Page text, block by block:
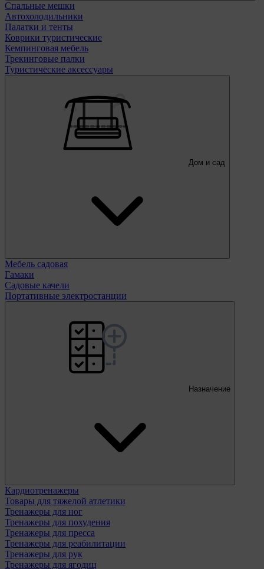
Спальные мешки
Автохолодильники
Палатки и тенты
Коврики туристические
Кемпинговая мебель
Трекинговые палки
Туристические аксессуары
Дом и сад
Мебель садовая
Гамаки
Садовые качели
Портативные электростанции
Назначение
Кардиотренажеры
Товары для тяжелой атлетики
Тренажеры для ног
Тренажеры для похудения
Тренажеры для пресса
Тренажеры для реабилитации
Тренажеры для рук
Тренажеры для ягодиц